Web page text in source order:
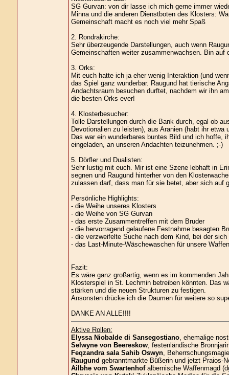
SG Gurvan: von dir lasse ich mich gerne immer
Minna und die anderen Dienstboten des Klosters:
Gemeinschaft macht es noch viel mehr Spaß
2. Rondrakirche:
Sehr überzeugende Darstellungen, auch wenn
Gemeinschaften weiter zusammenwachsen. Bin
3. Orks:
Mit euch hatte ich ja eher wenig Interaktion (und
das Spiel ganz wunderbar. Raugund hat tierische
Andachtsraum besuchen durftet, nachdem wir ihn
die besten Orks ever!
4. Klosterbesucher:
Tolle Darstellungen durch die Bank durch, egal ob
Devotionalien zu leisten), aus Aranien (habt ihr
Das war ein wunderbares buntes Bild und ich hoffe,
eingeladen, an unseren Andachten teizunehmen. ;-)
5. Dörfler und Dualisten:
Sehr lustig mit euch. Mir ist eine Szene lebhaft in
segnen und Raugund hinterher von den
zulassen darf, dass man für sie betet, aber sich auf
Persönliche Highlights:
- die Weihe unseres Klosters
- die Weihe von SG Gurvan
- das erste Zusammentreffen mit dem Bruder
- die hervorragend gelaufene Festnahme besagten
- die verzweifelte Suche nach dem Kind, bei der
- das Last-Minute-Wäschewaschen für unsere
Fazit:
Es wäre ganz großartig, wenn es im kommenden
Klosterspiel in St. Lechmin betreiben könnten. Das
stärken und die neuen Strukturen zu festigen.
Ansonsten drücke ich die Daumen für weitere so
DANKE AN ALLE!!!!
Aktive Rollen:
Elyssa Niobalde di Sansegostiano, ehemalige
Selwyne von Beereskow, festenländische
Feqzandra sala Sahib Oswyn,
Raugund gebranntmarkte Büßerin und jetzt Praios-
Ailbhe vom Swartenhofalbernische Waffenmagd